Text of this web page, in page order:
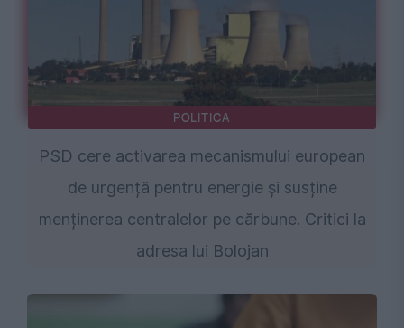
POLITICA
PSD cere activarea mecanismului european
de urgență pentru energie și susține
menținerea centralelor pe cărbune. Critici la
adresa lui Bolojan